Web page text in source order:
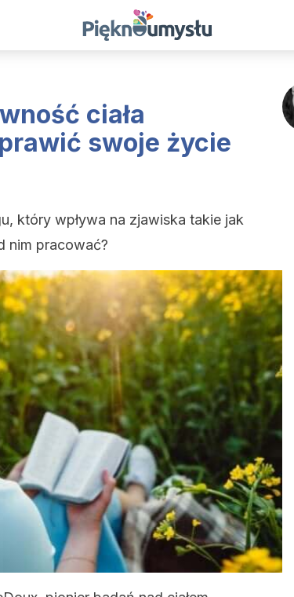
ciała
swoje życie
który wpływa na zjawiska takie jak
nim pracować?